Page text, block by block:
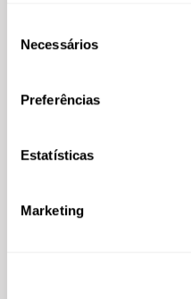
Necessários
Preferências
Estatísticas
Marketing